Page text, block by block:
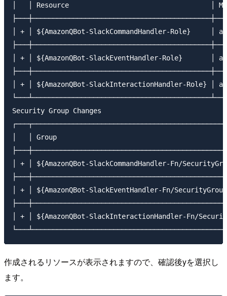
│   │ Resource                                   │
│ + │ ${AmazonQBot-SlackCommandHandler-Role}
│ + │ ${AmazonQBot-SlackEventHandler-Role}       │
│ + │ ${AmazonQBot-SlackInteractionHandler-Role} │
Security Group Changes
│   │ Group
│ + │ ${AmazonQBot-SlackCommandHandler-Fn/
│ + │ ${AmazonQBot-SlackEventHandler-Fn/
│ + │ ${AmazonQBot-SlackInteractionHandler-Fn/
作成されるリソースが表示されますので、確認後yを選択し
ます。